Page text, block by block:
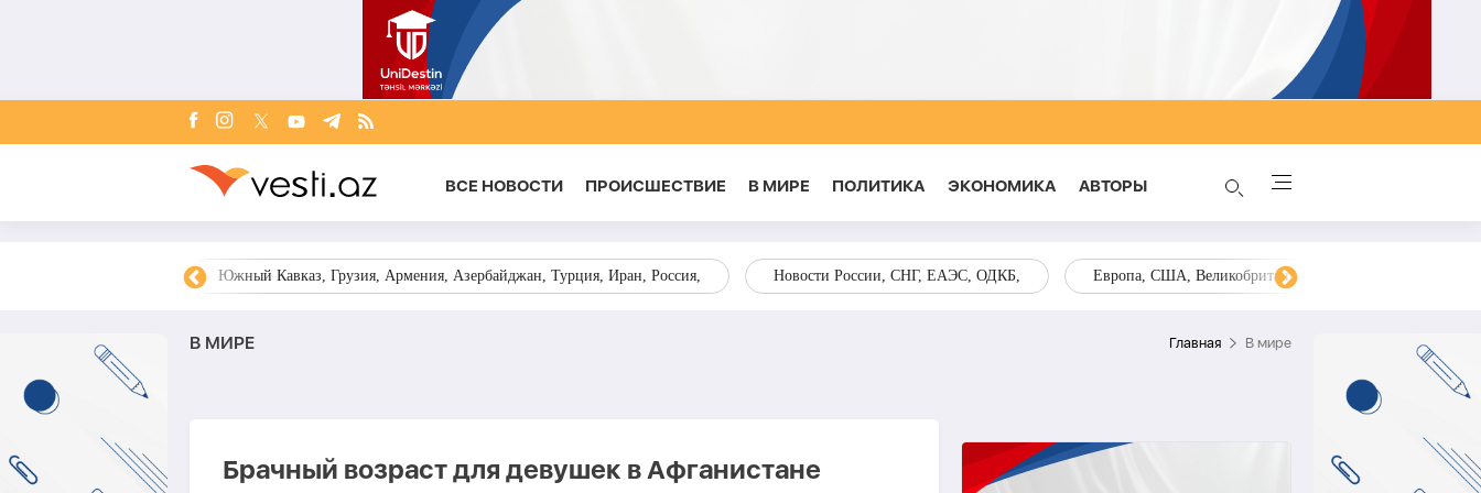
ВСЕ НОВОСТИ ПРОИСШЕСТВИЕ В МИРЕ ПОЛИТИКА ЭКОНОМИКА AВТОРЫ
Южный Кавказ, Грузия, Армения, Азербайджан, Турция, Иран, Россия, Новости России, СНГ, ЕАЭС, ОДКБ, Европа, США, Великобритания, Украина, Запад,
В МИРЕ Главная В мире
Брачный возраст для девушек в Афганистане